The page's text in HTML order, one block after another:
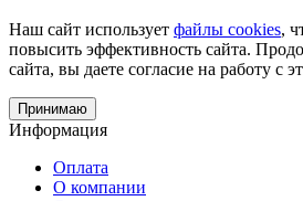
Наш сайт использует файлы cookies,
повысить эффективность сайта.
сайта, вы даете согласие на работу с
Принимаю
Информация
Оплата
О компании